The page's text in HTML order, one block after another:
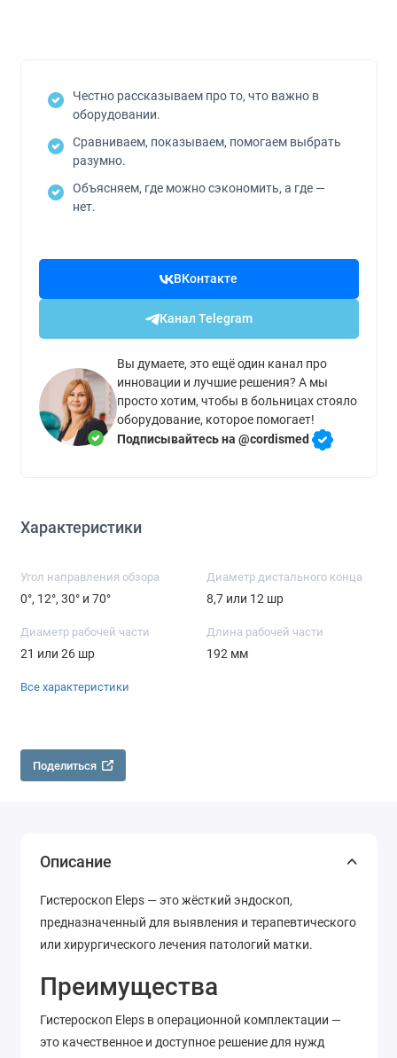
Честно рассказываем про то, что важно в
оборудовании.
Сравниваем, показываем, помогаем выбрать
разумно.
Объясняем, где можно сэкономить, а где —
нет.
ВКонтакте
Канал Telegram
Вы думаете, это ещё один канал про
инновации и лучшие решения? А мы
просто хотим, чтобы в больницах стояло
оборудование, которое помогает!
Подписывайтесь на @cordismed
Характеристики
Угол направления обзора
0°, 12°, 30° и 70°
Диаметр дистального конца
8,7 или 12 шр
Диаметр рабочей части
21 или 26 шр
Длина рабочей части
192 мм
Все характеристики
Поделиться
Описание
Гистероскоп Eleps — это жёсткий эндоскоп,
предназначенный для выявления и терапевтического
или хирургического лечения патологий матки.
Преимущества
Гистероскоп Eleps в операционной комплектации —
это качественное и доступное решение для нужд